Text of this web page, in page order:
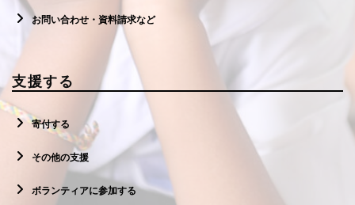
お問い合わせ・資料請求など
支援する
寄付する
その他の支援
ボランティアに参加する